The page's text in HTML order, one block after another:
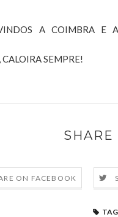
A COIMBRA E
SEMPRE!
SHARE
ON FACEBOOK